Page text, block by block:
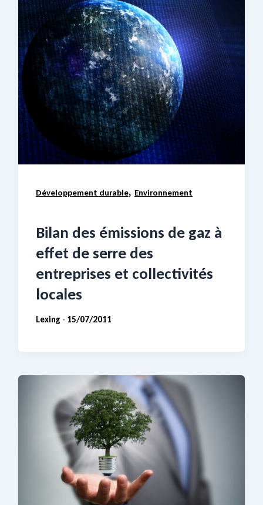
Développement durable, Environnement
Bilan des émissions de gaz à
effet de serre des
entreprises et collectivités
locales
Lexing - 15/07/2011